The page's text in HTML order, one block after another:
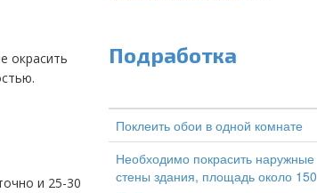
и 25-30
Подработка
Поклеить обои в одной комнате
Необходимо покрасить наружные
стены здания, площадь около 150